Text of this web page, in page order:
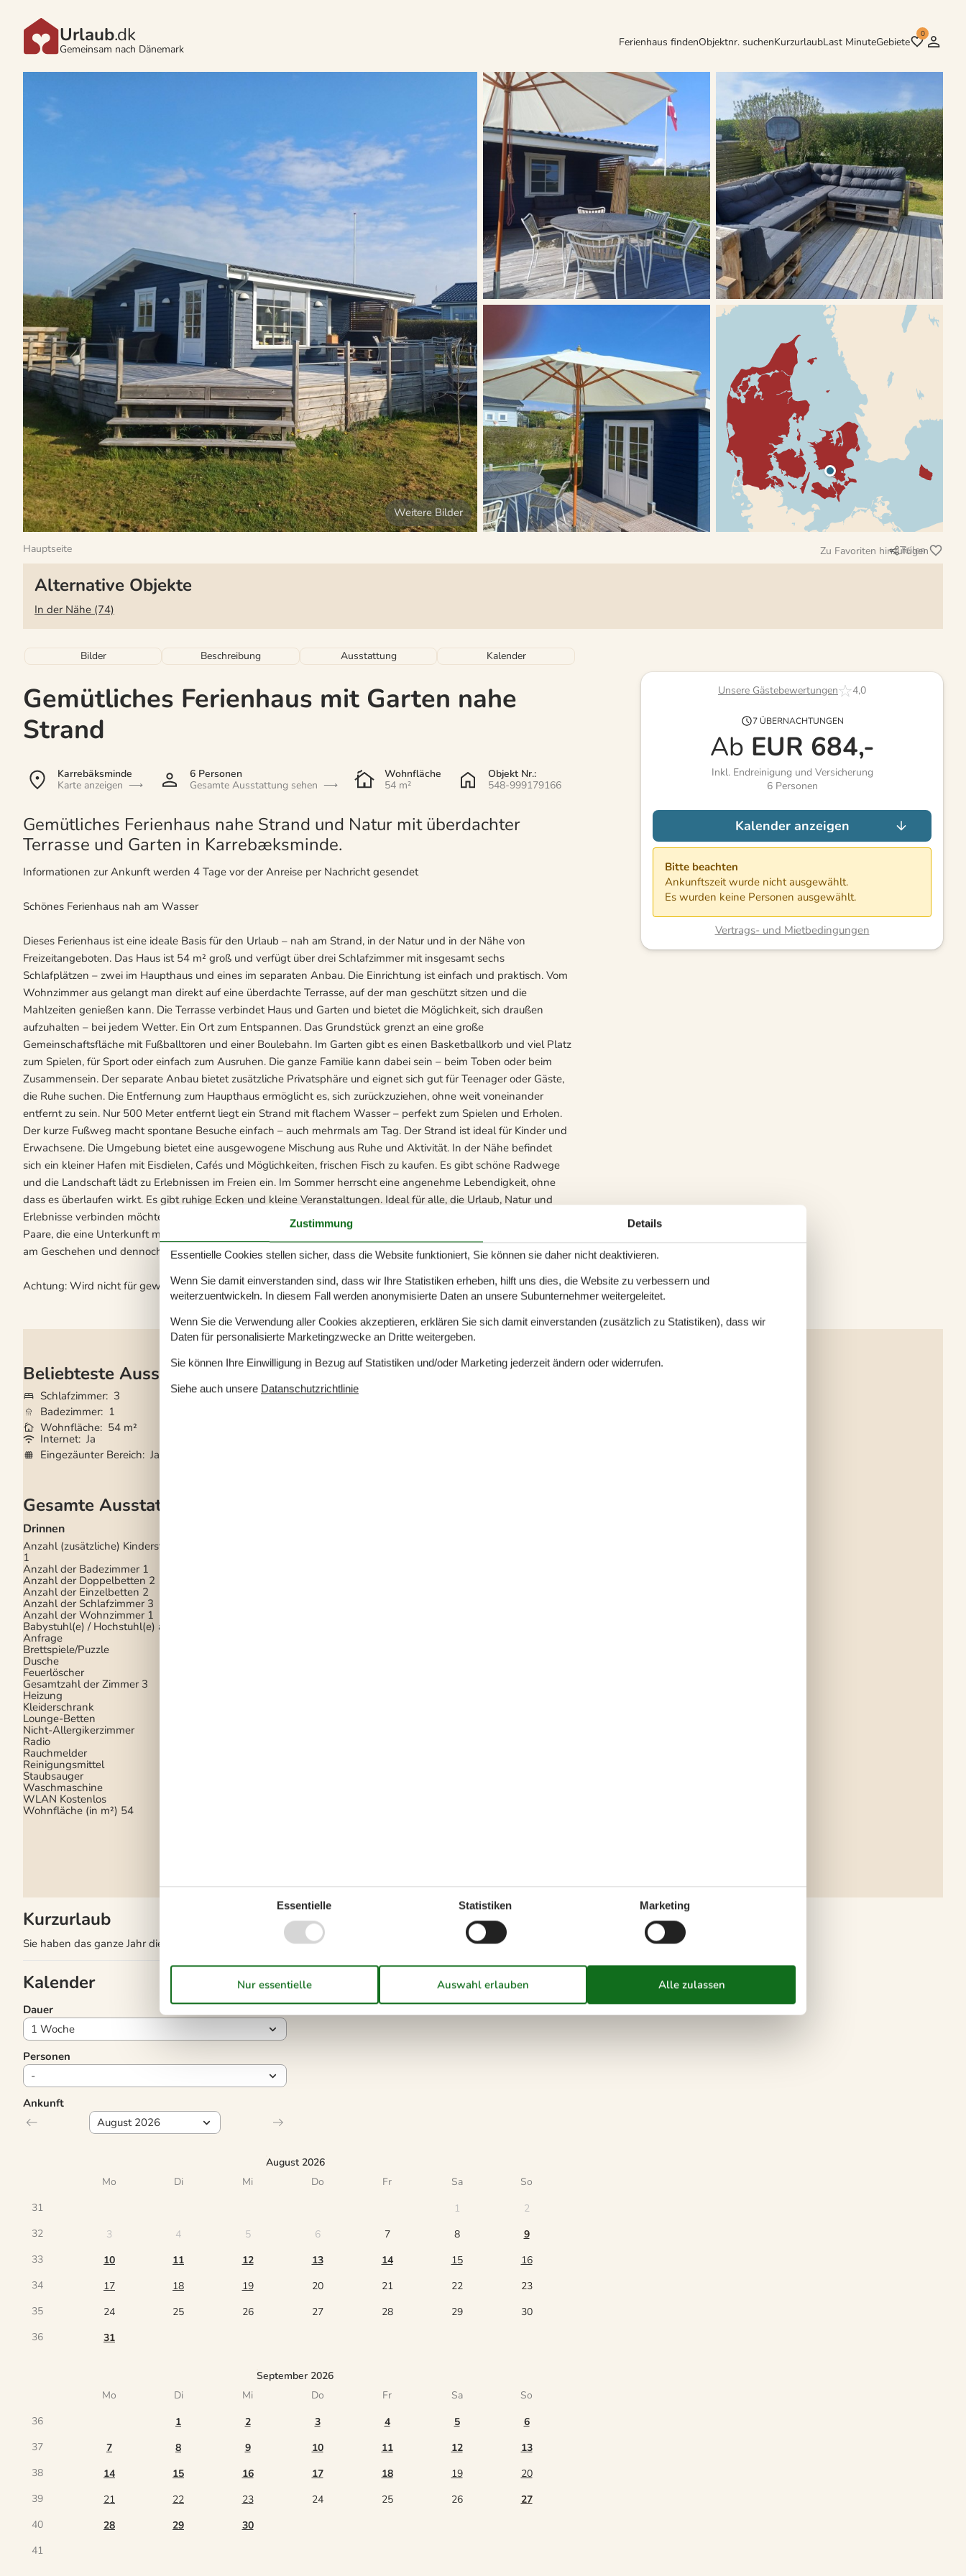
Urlaub.dk
Gemeinsam nach Dänemark
Ferienhaus findenObjektnr. suchenKurzurlaubLast MinuteGebiete
0
Hauptseite Zu Favoriten hinzufügen
Teilen
Alternative Objekte
In der Nähe (74)
Bilder Beschreibung Ausstattung Kalender
Gemütliches Ferienhaus mit Garten nahe
Strand
Karrebäksminde
Karte anzeigen
6 Personen
Gesamte Ausstattung sehen
Wohnfläche
54 m²
Objekt Nr.:
548-999179166
Gemütliches Ferienhaus nahe Strand und Natur mit überdachter
Terrasse und Garten in Karrebæksminde.
Informationen zur Ankunft werden 4 Tage vor der Anreise per Nachricht gesendet
Schönes Ferienhaus nah am Wasser
Dieses Ferienhaus ist eine ideale Basis für den Urlaub – nah am Strand, in der Natur und in der Nähe von
Freizeitangeboten. Das Haus ist 54 m² groß und verfügt über drei Schlafzimmer mit insgesamt sechs
Schlafplätzen – zwei im Haupthaus und eines im separaten Anbau. Die Einrichtung ist einfach und praktisch. Vom
Wohnzimmer aus gelangt man direkt auf eine überdachte Terrasse, auf der man geschützt sitzen und die
Mahlzeiten genießen kann. Die Terrasse verbindet Haus und Garten und bietet die Möglichkeit, sich draußen
aufzuhalten – bei jedem Wetter. Ein Ort zum Entspannen. Das Grundstück grenzt an eine große
Gemeinschaftsfläche mit Fußballtoren und einer Boulebahn. Im Garten gibt es einen Basketballkorb und viel Platz
zum Spielen, für Sport oder einfach zum Ausruhen. Die ganze Familie kann dabei sein – beim Toben oder beim
Zusammensein. Der separate Anbau bietet zusätzliche Privatsphäre und eignet sich gut für Teenager oder Gäste,
die Ruhe suchen. Die Entfernung zum Haupthaus ermöglicht es, sich zurückzuziehen, ohne weit voneinander
entfernt zu sein. Nur 500 Meter entfernt liegt ein Strand mit flachem Wasser – perfekt zum Spielen und Erholen.
Der kurze Fußweg macht spontane Besuche einfach – auch mehrmals am Tag. Der Strand ist ideal für Kinder und
Erwachsene. Die Umgebung bietet eine ausgewogene Mischung aus Ruhe und Aktivität. In der Nähe befindet
sich ein kleiner Hafen mit Eisdielen, Cafés und Möglichkeiten, frischen Fisch zu kaufen. Es gibt schöne Radwege
und die Landschaft lädt zu Erlebnissen im Freien ein. Im Sommer herrscht eine angenehme Lebendigkeit, ohne
dass es überlaufen wirkt. Es gibt ruhige Ecken und kleine Veranstaltungen. Ideal für alle, die Urlaub, Natur und
Erlebnisse verbinden möchten – ohne weite Wege. Dieses Ferienhaus eignet sich besonders gut für Familien oder
Paare, die eine Unterkunft mit guter Anbindung und ruhiger Lage suchen. Alles Notwendige ist vorhanden – nah
am Geschehen und dennoch mit Rückzugsraum. Achtung: Wird nicht für gewerbliche Nutzung vermietet.
Achtung: Wird nicht für gewerbliche Nutzung vermietet.
Beliebteste Ausstattungen
Schlafzimmer 3
Badezimmer 1
Wohnfläche 54 m²
Haustiere Nicht erlaubt
Internet Ja
Eingezäunter Bereich Ja
Gesamte Ausstattung
Drinnen
Anzahl (zusätzliche) Kinderstühle
1
Anzahl der Badezimmer 1
Anzahl der Doppelbetten 2
Anzahl der Einzelbetten 2
Anzahl der Schlafzimmer 3
Anzahl der Wohnzimmer 1
Babystuhl(e) / Hochstuhl(e) auf
Anfrage
Brettspiele/Puzzle
Dusche
Feuerlöscher
Gesamtzahl der Zimmer 3
Heizung
Kleiderschrank
Lounge-Betten
Nicht-Allergikerzimmer
Radio
Rauchmelder
Reinigungsmittel
Staubsauger
Waschmaschine
WLAN Kostenlos
Wohnfläche (in m²) 54
Kurzurlaub
Sie haben das ganze Jahr die Möglichkeit einen Kurzurlaub zu machen.
Kalender
Ankunft
August 2026
Mo
Di Mi Do Fr Sa
So
31
1
2
32
3 4 5 6 7 8
9
33
10 11 12 13 14 15
16
34
17 18 19 20 21 22
23
35
24 25 26 27 28 29
30
36
31
September 2026
Mo
Di Mi Do Fr Sa
So
36
1 2 3 4 5
6
37
7 8 9 10 11 12
13
38
14 15 16 17 18 19
20
39
21 22 23 24 25 26
27
40
28 29
30
41
Dauer
Personen
Unsere Gästebewertungen 4,0
7 ÜBERNACHTUNGEN
Ab EUR 684,-
Inkl. Endreinigung und Versicherung
6 Personen
Kalender anzeigen
Bitte beachten
Ankunftszeit wurde nicht ausgewählt.
Es wurden keine Personen ausgewählt.
Vertrags- und Mietbedingungen
Zustimmung Details
Essentielle Cookies stellen sicher, dass die Website funktioniert, Sie können sie daher nicht deaktivieren.
Wenn Sie damit einverstanden sind, dass wir Ihre Statistiken erheben, hilft uns dies, die Website zu verbessern und
weiterzuentwickeln. In diesem Fall werden anonymisierte Daten an unsere Subunternehmer weitergeleitet.
Wenn Sie die Verwendung aller Cookies akzeptieren, erklären Sie sich damit einverstanden (zusätzlich zu Statistiken), dass wir
Daten für personalisierte Marketingzwecke an Dritte weitergeben.
Sie können Ihre Einwilligung in Bezug auf Statistiken und/oder Marketing jederzeit ändern oder widerrufen.
Siehe auch unsere Datanschutzrichtlinie
Essentielle Statistiken Marketing